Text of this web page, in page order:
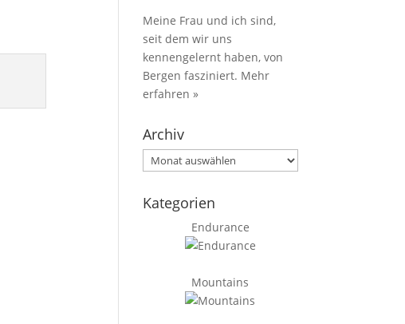
Meine Frau und ich sind,
seit dem wir uns
kennengelernt haben, von
Bergen fasziniert. Mehr
erfahren »
Archiv
Archiv
Kategorien
Endurance
Mountains